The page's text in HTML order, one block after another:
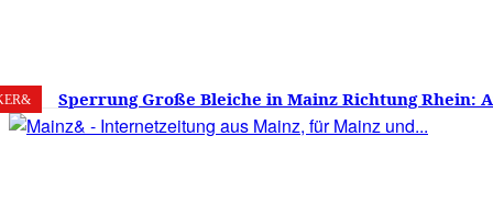
7. August 2026 22 Mainz
Sperrung Große Bleiche in Mainz Richtung Rhein:
verwirrt, Mainzer stinksauer – Haben die Mainzer